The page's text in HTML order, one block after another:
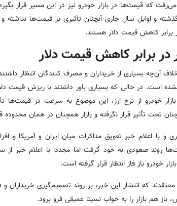
و اوایل سال جاری آنچنان تأثیری بر قیمت‌ها نداشته
برابر کاهش قیمت دلار هستند.
در برابر کاهش قیمت دلار
آن‌چه بسیاری از خریداران و مصرف کنندگان انتظار
خودرو از نرخ ارز، این موضوع به سرعت در قیمت‌ها
تحت تأثیر قرار نگرفته و بازار همچنان در همان
و با اعلام خبر تعویق مذاکرات میان ایران و آمریکا و
روند صعودی به خود گرفت اما مجددا با اعلام خبر از
خودرو باز فاز انتظار قرار گرفته است.
معتقدند که انتشار این خبر، بر روند تصمیم‌گیری
هم بازار را به خواب نسبتا عمیقی فرو برود.